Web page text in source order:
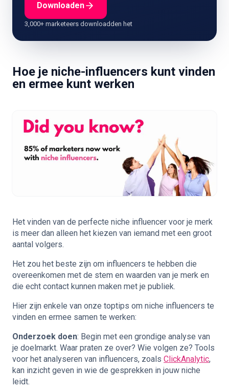
Downloaden
3,000+ marketeers downloadden het
Hoe je niche-influencers kunt vinden
en ermee kunt werken
Het vinden van de perfecte niche influencer voor je merk
is meer dan alleen het kiezen van iemand met een groot
aantal volgers.
Het zou het beste zijn om influencers te hebben die
overeenkomen met de stem en waarden van je merk en
die echt contact kunnen maken met je publiek.
Hier zijn enkele van onze toptips om niche influencers te
vinden en ermee samen te werken:
Onderzoek doen: Begin met een grondige analyse van
je doelmarkt. Waar praten ze over? Wie volgen ze? Tools
voor het analyseren van influencers, zoals ClickAnalytic,
kan inzicht geven in wie de gesprekken in jouw niche
leidt.